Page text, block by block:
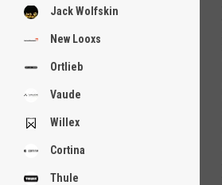
Jack Wolfskin
New Looxs
Ortlieb
Vaude
Willex
Cortina
Thule
.
.